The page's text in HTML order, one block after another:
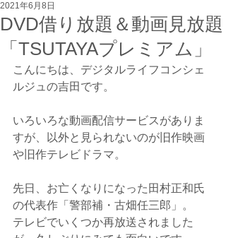
DVD借り放題＆動画見放題
「TSUTAYAプレミアム」
2021年6月8日
こんにちは、デジタルライフコンシェ
ルジュの吉田です。
いろいろな動画配信サービスがありま
すが、以外と見られないのが旧作映画
や旧作テレビドラマ。
先日、お亡くなりになった田村正和氏
の代表作「警部補・古畑任三郎」。
テレビでいくつか再放送されました